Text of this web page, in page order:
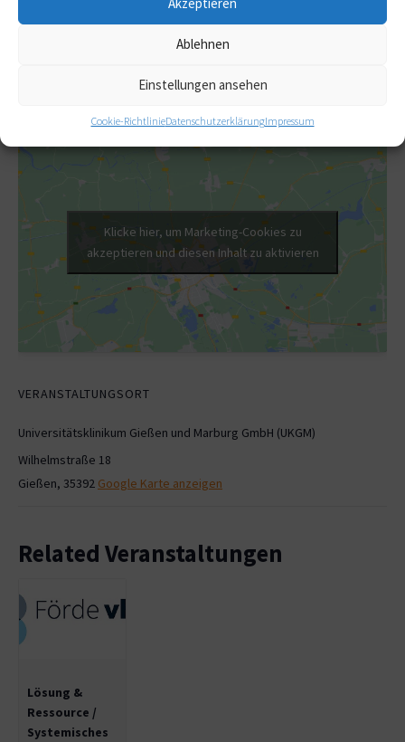
Ablehnen
Einstellungen ansehen
Cookie-RichtlinieDatenschutzerklärungImpressum
Weiterbildung (DGfC-zertifiziert)
http://www.ukgm.de/ugm_2/deu/ugi_sbz/4201.html
VERANSTALTUNGSORT
Universitätsklinikum Gießen und Marburg GmbH (UKGM)
Wilhelmstraße 18
Gießen, 35392 Google Karte anzeigen
Klicke hier, um Marketing-Cookies zu
akzeptieren und diesen Inhalt zu aktivieren
Related Veranstaltungen
Lösung &
Ressource /
Systemisches